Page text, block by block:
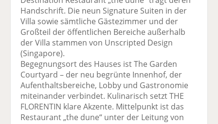
Handschrift. Die neun Signature Suiten in der
Villa sowie sämtliche Gästezimmer und der
Großteil der öffentlichen Bereiche außerhalb
der Villa stammen von Unscripted Design
(Singapore).
Begegnungsort des Hauses ist The Garden
Courtyard – der neu begrünte Innenhof, der
Aufenthaltsbereiche, Lobby und Gastronomie
miteinander verbindet. Kulinarisch setzt THE
FLORENTIN klare Akzente. Mittelpunkt ist das
Restaurant „the dune“ unter der Leitung von